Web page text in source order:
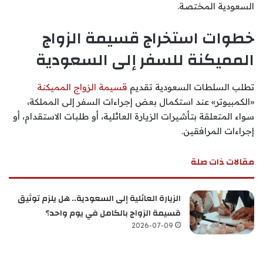
السعودية المختصة.
خطوات استخراج قسيمة الزواج
المميكنة للسفر إلى السعودية
تطلب السلطات السعودية تقديم قسيمة الزواج المميكنة
«الكمبيوتر» عند استكمال بعض إجراءات السفر إلى المملكة،
سواء المتعلقة بتأشيرات الزيارة العائلية، أو طلبات الاستقدام، أو
إجراءات المرافقين.
مقالات ذات صلة
الزيارة العائلية إلى السعودية.. هل يلزم توثيق
قسيمة الزواج بالكامل في يوم واحد؟
2026-07-09